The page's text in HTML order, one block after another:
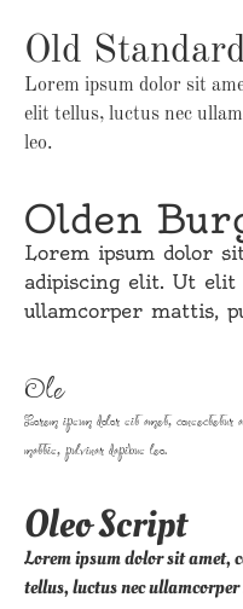
Old
Lorem ipsum dolor sit
elit tellus, luctus nec
leo.
Olden
Lorem ipsum dolor
adipiscing elit. Ut elit
ullamcorper mattis,
Ole
Lorem ipsum dolor sit amet,
mattis, pulvinar dapibus leo.
Oleo Script
Lorem ipsum dolor sit amet,
tellus, luctus nec